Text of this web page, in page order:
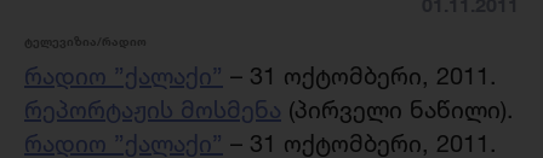
ტელევიზია/რადიო
რადიო ”ქალაქი” – 31 ოქტომბერი, 2011.
რეპორტაჟის მოსმენა (პირველი ნაწილი).
რადიო ”ქალაქი” – 31 ოქტომბერი, 2011.